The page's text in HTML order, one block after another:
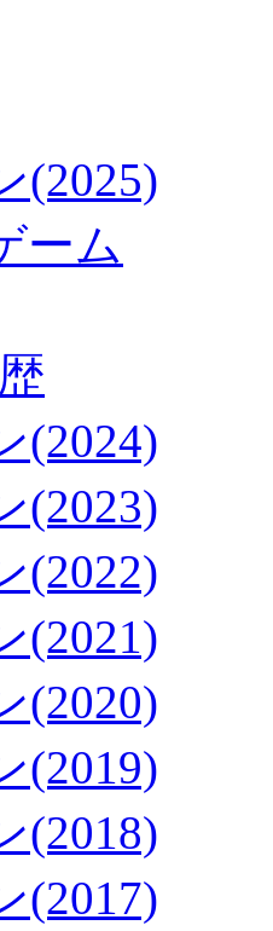
(2025)
ーム
(2024)
(2023)
(2022)
(2021)
(2020)
(2019)
(2018)
(2017)